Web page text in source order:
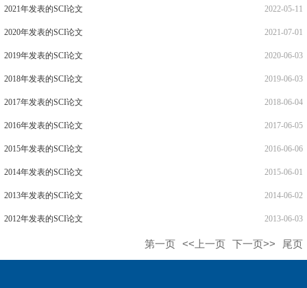
2021年发表的SCI论文 2022-05-11
2020年发表的SCI论文 2021-07-01
2019年发表的SCI论文 2020-06-03
2018年发表的SCI论文 2019-06-03
2017年发表的SCI论文 2018-06-04
2016年发表的SCI论文 2017-06-05
2015年发表的SCI论文 2016-06-06
2014年发表的SCI论文 2015-06-01
2013年发表的SCI论文 2014-06-02
2012年发表的SCI论文 2013-06-03
第一页 <<上一页 下一页>> 尾页